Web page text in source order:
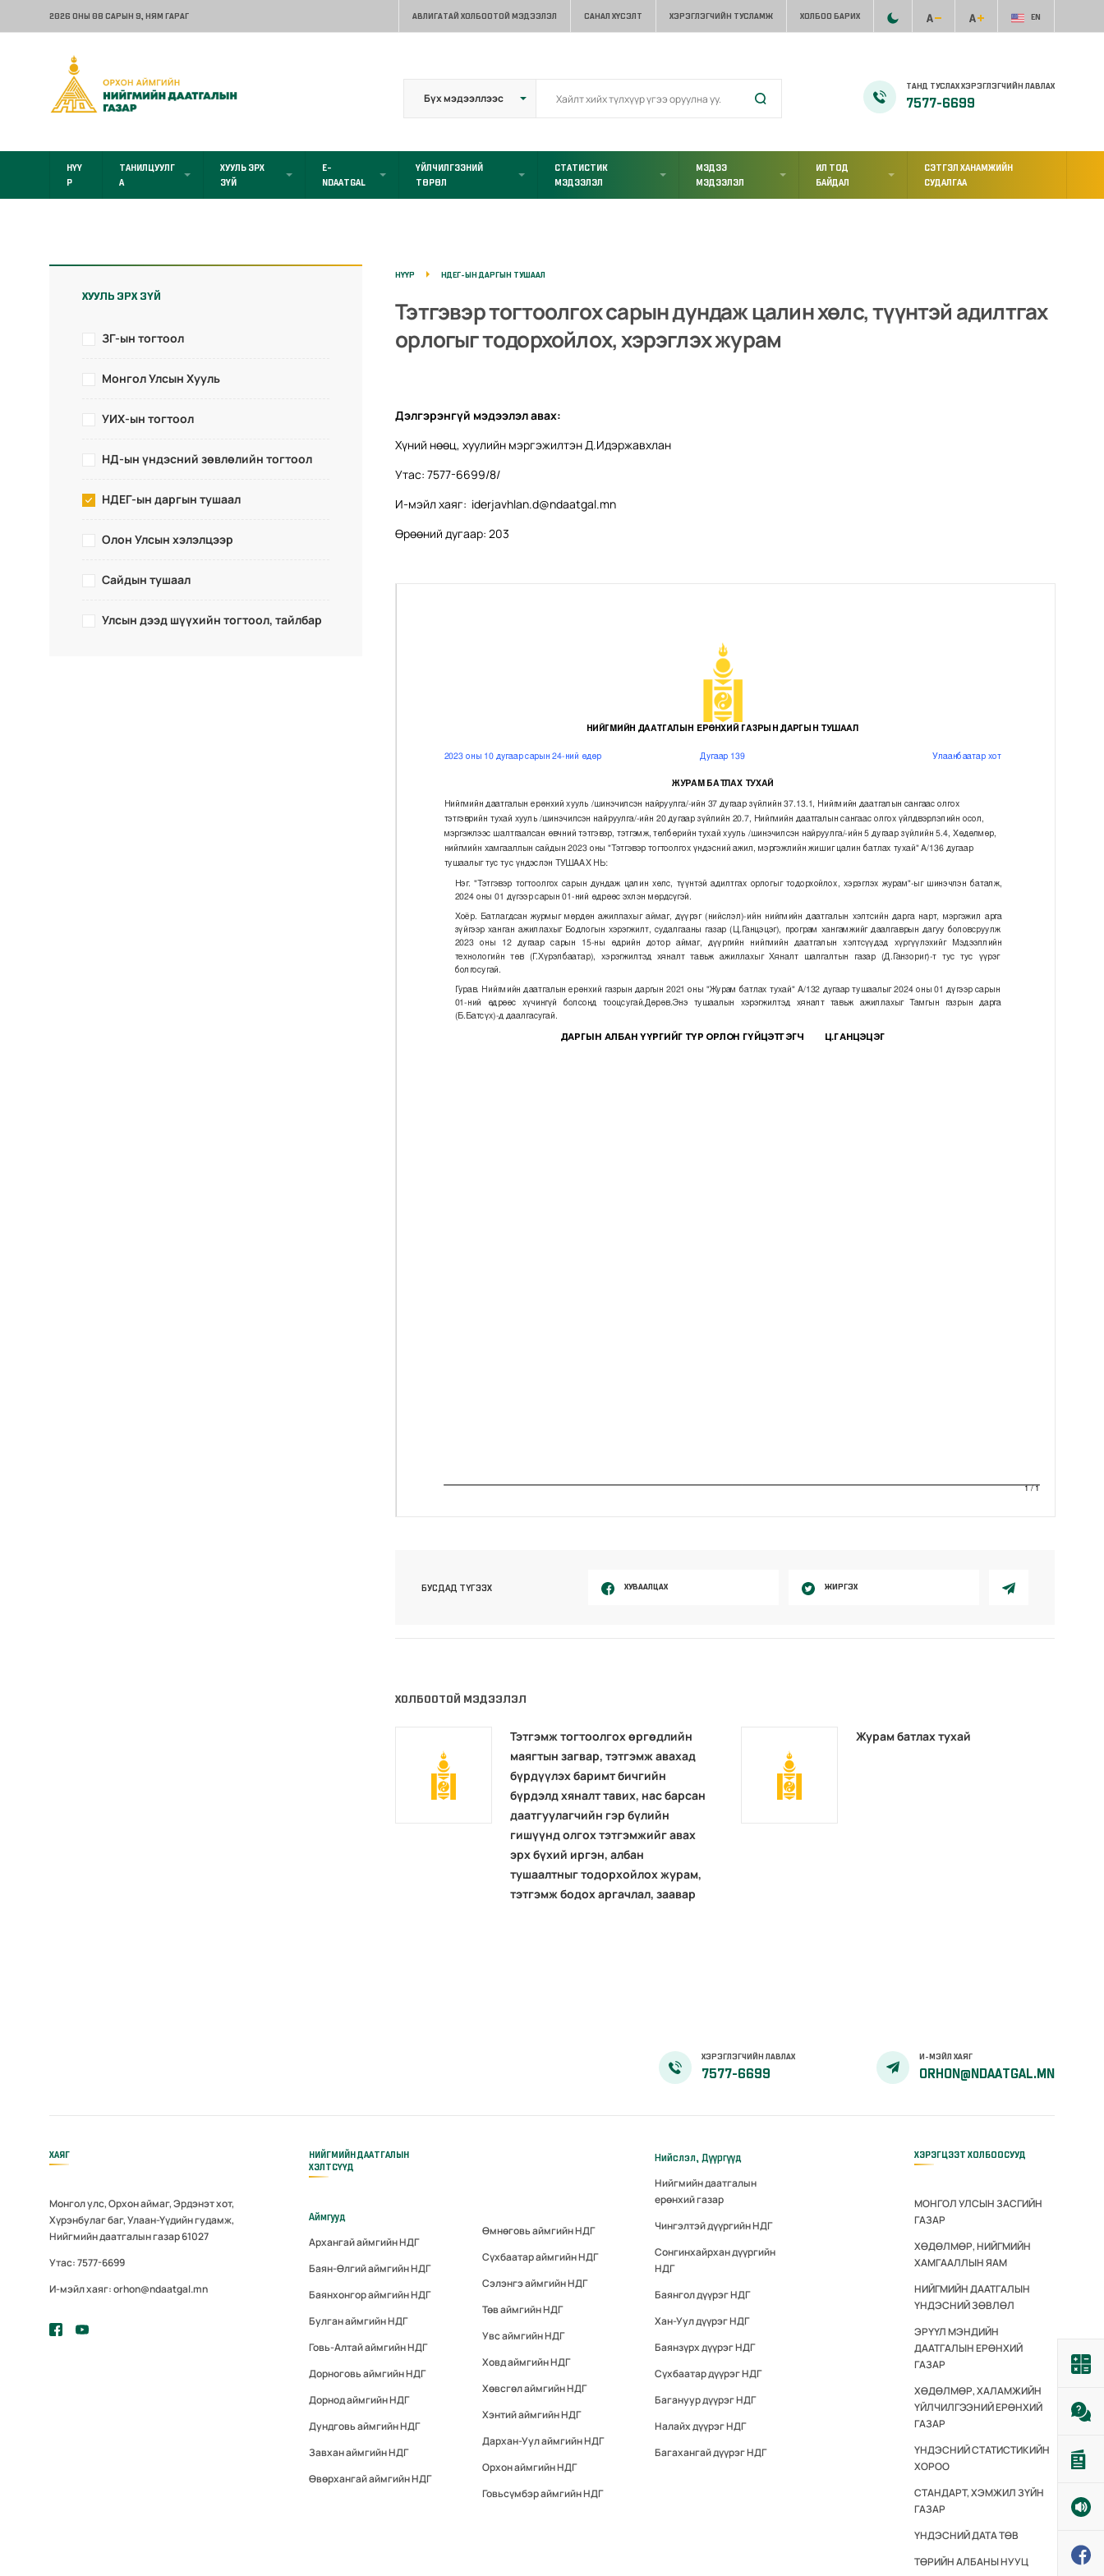
2026 ОНЫ 08 САРЫН 9, НЯМ ГАРАГ АВЛИГАТАЙ ХОЛБООТОЙ МЭДЭЭЛЭЛ САНАЛ ХҮСЭЛТ ХЭРЭГЛЭГЧИЙН ТУСЛАМЖ ХОЛБОО БАРИХ EN
ТАНД ТУСЛАХ ХЭРЭГЛЭГЧИЙН ЛАВЛАХ
7577-6699
НҮҮ
Р
ТАНИЛЦУУЛГ
А
ХУУЛЬ ЭРХ
ЗҮЙ
E-
NDAATGAL
ҮЙЛЧИЛГЭЭНИЙ
ТӨРӨЛ
СТАТИСТИК
МЭДЭЭЛЭЛ
МЭДЭЭ
МЭДЭЭЛЭЛ
ИЛ ТОД
БАЙДАЛ
СЭТГЭЛ ХАНАМЖИЙН
СУДАЛГАА
ХУУЛЬ ЭРХ ЗҮЙ
ЗГ-ын тогтоол
Монгол Улсын Хууль
УИХ-ын тогтоол
НД-ын үндэсний зөвлөлийн тогтоол
НДЕГ-ын даргын тушаал
Олон Улсын хэлэлцээр
Сайдын тушаал
Улсын дээд шүүхийн тогтоол, тайлбар
НҮҮР НДЕГ-ЫН ДАРГЫН ТУШААЛ
Тэтгэвэр тогтоолгох сарын дундаж цалин хөлс, түүнтэй адилтгах
орлогыг тодорхойлох, хэрэглэх журам
Дэлгэрэнгүй мэдээлэл авах:
Хүний нөөц, хуулийн мэргэжилтэн Д.Идэржавхлан
Утас: 7577-6699/8/
И-мэйл хаяг: iderjavhlan.d@ndaatgal.mn
Өрөөний дугаар: 203
БУСДАД ТҮГЭЭХ ХУВААЛЦАХ ЖИРГЭХ
ХОЛБООТОЙ МЭДЭЭЛЭЛ
Тэтгэмж тогтоолгох өргөдлийн
маягтын загвар, тэтгэмж авахад
бүрдүүлэх баримт бичгийн
бүрдэлд хяналт тавих, нас барсан
даатгуулагчийн гэр бүлийн
гишүүнд олгох тэтгэмжийг авах
эрх бүхий иргэн, албан
тушаалтныг тодорхойлох журам,
тэтгэмж бодох аргачлал, заавар
Журам батлах тухай
ХЭРЭГЛЭГЧИЙН ЛАВЛАХ
7577-6699
И-МЭЙЛ ХАЯГ
ORHON@NDAATGAL.MN
ХАЯГ
Монгол улс, Орхон аймаг, Эрдэнэт хот,
Хүрэнбулаг баг, Улаан-Үүдийн гудамж,
Нийгмийн даатгалын газар 61027
Утас: 7577-6699
И-мэйл хаяг: orhon@ndaatgal.mn
НИЙГМИЙН ДААТГАЛЫН
ХЭЛТСҮҮД
Аймгууд
Архангай аймгийн НДГ
Баян-Өлгий аймгийн НДГ
Баянхонгор аймгийн НДГ
Булган аймгийн НДГ
Говь-Алтай аймгийн НДГ
Дорноговь аймгийн НДГ
Дорнод аймгийн НДГ
Дундговь аймгийн НДГ
Завхан аймгийн НДГ
Өвөрхангай аймгийн НДГ
Өмнөговь аймгийн НДГ
Сүхбаатар аймгийн НДГ
Сэлэнгэ аймгийн НДГ
Төв аймгийн НДГ
Увс аймгийн НДГ
Ховд аймгийн НДГ
Хөвсгөл аймгийн НДГ
Хэнтий аймгийн НДГ
Дархан-Уул аймгийн НДГ
Орхон аймгийн НДГ
Говьсүмбэр аймгийн НДГ
Нийслэл, Дүүргүүд
Нийгмийн даатгалын
ерөнхий газар
Чингэлтэй дүүргийн НДГ
Сонгинхайрхан дүүргийн
НДГ
Баянгол дүүрэг НДГ
Хан-Уул дүүрэг НДГ
Баянзүрх дүүрэг НДГ
Сүхбаатар дүүрэг НДГ
Багануур дүүрэг НДГ
Налайх дүүрэг НДГ
Багахангай дүүрэг НДГ
ХЭРЭГЦЭЭТ ХОЛБООСУУД
МОНГОЛ УЛСЫН ЗАСГИЙН
ГАЗАР
ХӨДӨЛМӨР, НИЙГМИЙН
ХАМГААЛЛЫН ЯАМ
НИЙГМИЙН ДААТГАЛЫН
ҮНДЭСНИЙ ЗӨВЛӨЛ
ЭРҮҮЛ МЭНДИЙН
ДААТГАЛЫН ЕРӨНХИЙ
ГАЗАР
ХӨДӨЛМӨР, ХАЛАМЖИЙН
ҮЙЛЧИЛГЭЭНИЙ ЕРӨНХИЙ
ГАЗАР
ҮНДЭСНИЙ СТАТИСТИКИЙН
ХОРОО
СТАНДАРТ, ХЭМЖИЛ ЗҮЙН
ГАЗАР
ҮНДЭСНИЙ ДАТА ТӨВ
ТӨРИЙН АЛБАНЫ НУУЦ